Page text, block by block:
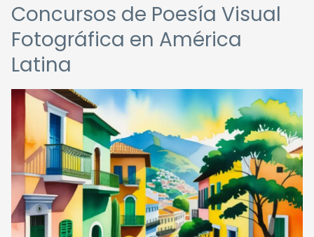
Concursos de Poesía Visual
Fotográfica en América
Latina